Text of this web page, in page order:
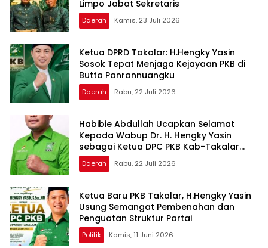
Limpo Jabat Sekretaris
Daerah Kamis, 23 Juli 2026
Ketua DPRD Takalar: H.Hengky Yasin
Sosok Tepat Menjaga Kejayaan PKB di
Butta Panrannuangku
Daerah Rabu, 22 Juli 2026
Habibie Abdullah Ucapkan Selamat
Kepada Wabup Dr. H. Hengky Yasin
sebagai Ketua DPC PKB Kab-Takalar
Periode 2026–2031
Daerah Rabu, 22 Juli 2026
Ketua Baru PKB Takalar, H.Hengky Yasin
Usung Semangat Pembenahan dan
Penguatan Struktur Partai
Politik Kamis, 11 Juni 2026